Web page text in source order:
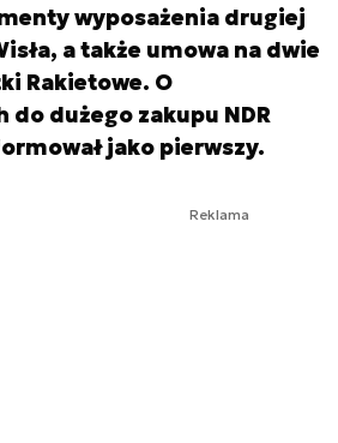
wyposażenia drugiej
a także umowa na dwie
Rakietowe. O
dużego zakupu NDR
jako pierwszy.
Reklama